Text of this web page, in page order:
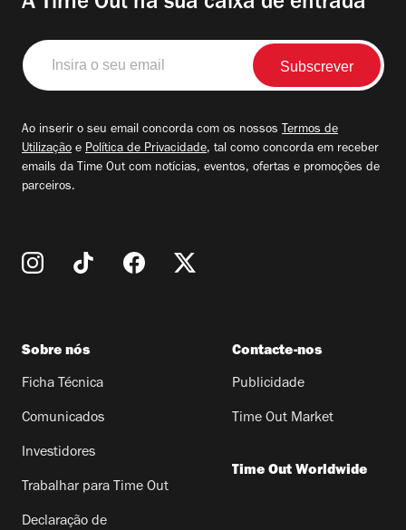
Insira
o
seu
Ao inserir o seu email concorda com os nossos Termos de
Utilização e Política de Privacidade, tal como concorda em receber
emails da Time Out com notícias, eventos, ofertas e promoções de
parceiros.
Sobre nós
Ficha Técnica
Comunicados
Investidores
Trabalhar para Time Out
Declaração de
Contacte-nos
Publicidade
Time Out Market
Time Out Worldwide